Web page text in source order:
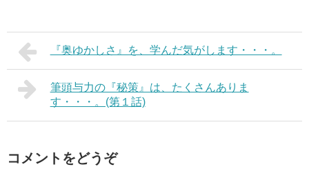
『奥ゆかしさ』を、学んだ気がします・・・。
筆頭与力の『秘策』は、たくさんありま
す・・・。(第１話)
コメントをどうぞ